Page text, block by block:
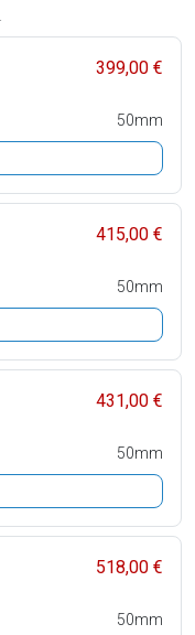
399,00 €
50mm
415,00 €
50mm
431,00 €
50mm
518,00 €
50mm